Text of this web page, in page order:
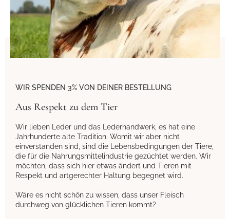
WIR SPENDEN 3% VON DEINER BESTELLUNG
Aus Respekt zu dem Tier
Wir lieben Leder und das Lederhandwerk, es hat eine
Jahrhunderte alte Tradition. Womit wir aber nicht
einverstanden sind, sind die Lebensbedingungen der Tiere,
die für die Nahrungsmittelindustrie gezüchtet werden. Wir
möchten, dass sich hier etwas ändert und Tieren mit
Respekt und artgerechter Haltung begegnet wird.
Wäre es nicht schön zu wissen, dass unser Fleisch
durchweg von glücklichen Tieren kommt?